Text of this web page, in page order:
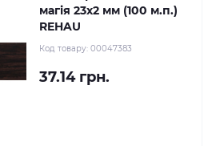
магія 23х2 мм (100 м.п.)
REHAU
Код товару: 00047383
37.14 грн.